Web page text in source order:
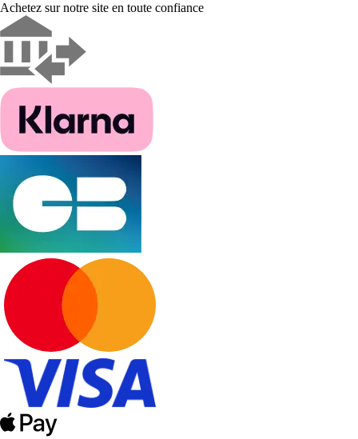
Achetez sur notre site en toute confiance